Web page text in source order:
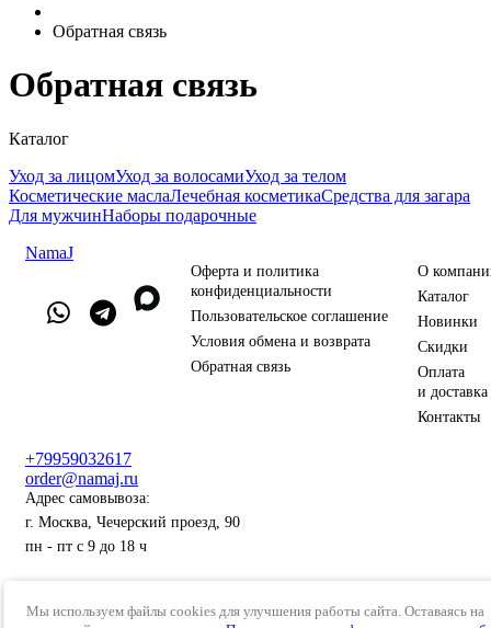
Обратная связь
Обратная связь
Каталог
Уход за лицомУход за волосамиУход за телом
Косметические маслаЛечебная косметикаСредства для загара
Для мужчинНаборы подарочные
NamaJ
Оферта и политика
конфиденциальности
Пользовательское соглашение
Условия обмена и возврата
Обратная связь
О
Каталог
Новинки
Скидки
Оплата
и доставка
Контакты
+79959032617
order@namaj.ru
Адрес самовывоза:
г. Москва, Чечерский проезд, 90
пн - пт с 9 до 18 ч
косметики российского производства
Мы используем файлы cookies для улучшения работы сайта. Оставаясь на